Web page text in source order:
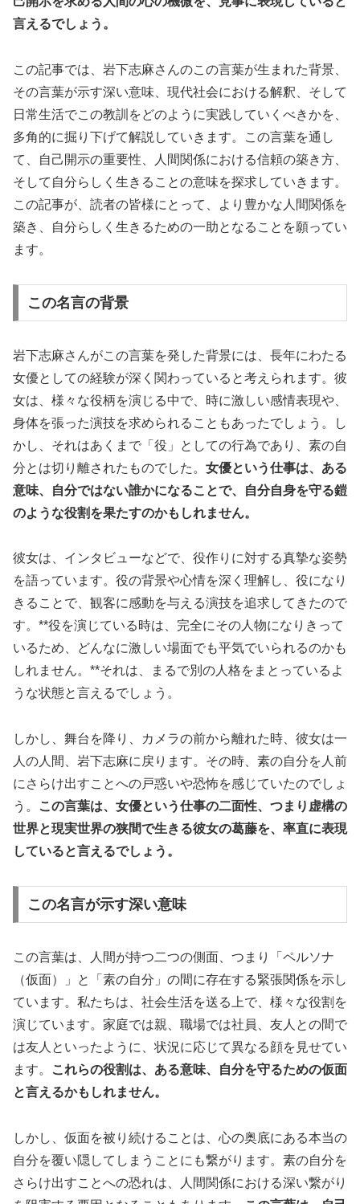
言えるでしょう。
この記事では、岩下志麻さんのこの言葉が生まれた背景、
その言葉が示す深い意味、現代社会における解釈、そして
日常生活でこの教訓をどのように実践していくべきかを、
多角的に掘り下げて解説していきます。この言葉を通し
て、自己開示の重要性、人間関係における信頼の築き方、
そして自分らしく生きることの意味を探求していきます。
この記事が、読者の皆様にとって、より豊かな人間関係を
築き、自分らしく生きるための一助となることを願ってい
ます。
この名言の背景
岩下志麻さんがこの言葉を発した背景には、長年にわたる
女優としての経験が深く関わっていると考えられます。彼
女は、様々な役柄を演じる中で、時に激しい感情表現や、
身体を張った演技を求められることもあったでしょう。し
かし、それはあくまで「役」としての行為であり、素の自
分とは切り離されたものでした。 女優という仕事は、ある
意味、自分ではない誰かになることで、自分自身を守る鎧
のような役割を果たすのかもしれません。
彼女は、インタビューなどで、役作りに対する真摯な姿勢
を語っています。役の背景や心情を深く理解し、役になり
きることで、観客に感動を与える演技を追求してきたので
す。**役を演じている時は、完全にその人物になりきって
いるため、どんなに激しい場面でも平気でいられるのかも
しれません。**それは、まるで別の人格をまとっているよ
うな状態と言えるでしょう。
しかし、舞台を降り、カメラの前から離れた時、彼女は一
人の人間、岩下志麻に戻ります。その時、素の自分を人前
にさらけ出すことへの戸惑いや恐怖を感じていたのでしょ
う。
この言葉は、女優という仕事の二面性、つまり虚構の
世界と現実世界の狭間で生きる彼女の葛藤を、率直に表現
していると言えるでしょう。
この名言が示す深い意味
この言葉は、人間が持つ二つの側面、つまり「ペルソナ
（仮面）」と「素の自分」の間に存在する緊張関係を示し
ています。私たちは、社会生活を送る上で、様々な役割を
演じています。家庭では親、職場では社員、友人との間で
は友人といったように、状況に応じて異なる顔を見せてい
ます。
これらの役割は、ある意味、自分を守るための仮面
と言えるかもしれません。
しかし、仮面を被り続けることは、心の奥底にある本当の
自分を覆い隠してしまうことにも繋がります。素の自分を
さらけ出すことへの恐れは、人間関係における深い繋がり